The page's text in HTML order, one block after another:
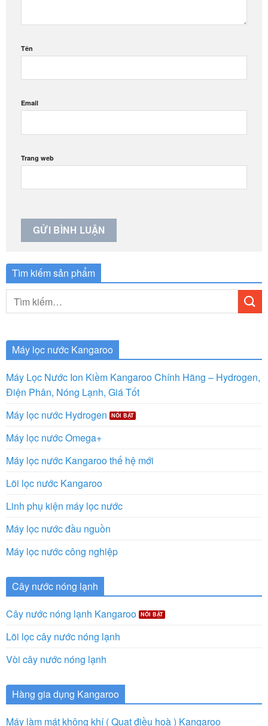
Tên
Email
Trang web
Tìm kiếm sản phẩm
kiếm:
Máy lọc nước Kangaroo
Máy Lọc Nước Ion Kiềm Kangaroo Chính Hãng – Hydrogen,
Điện Phân, Nóng Lạnh, Giá Tốt
Máy lọc nước Hydrogen
Máy lọc nước Omega+
Máy lọc nước Kangaroo thế hệ mới
Lõi lọc nước Kangaroo
Linh phụ kiện máy lọc nước
Máy lọc nước đầu nguồn
Máy lọc nước công nghiệp
Cây nước nóng lạnh
Cây nước nóng lạnh Kangaroo
Lõi lọc cây nước nóng lạnh
Vòi cây nước nóng lạnh
Hàng gia dụng Kangaroo
Máy làm mát không khí ( Quạt điều hoà ) Kangaroo